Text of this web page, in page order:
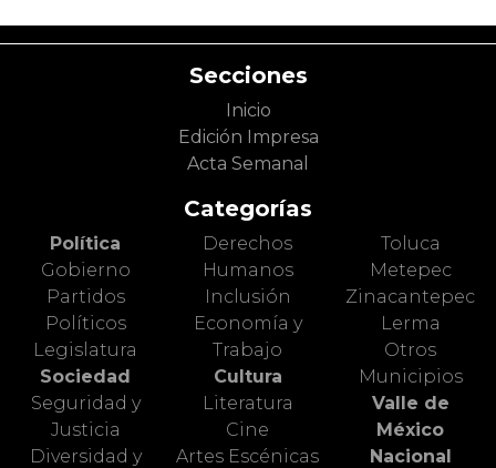
Secciones
Inicio
Edición Impresa
Acta Semanal
Categorías
Política
Gobierno
Partidos
Políticos
Legislatura
Sociedad
Seguridad y
Justicia
Diversidad y
Derechos
Humanos
Inclusión
Economía y
Trabajo
Cultura
Literatura
Cine
Artes Escénicas
Toluca
Metepec
Zinacantepec
Lerma
Otros
Municipios
Valle de
México
Nacional